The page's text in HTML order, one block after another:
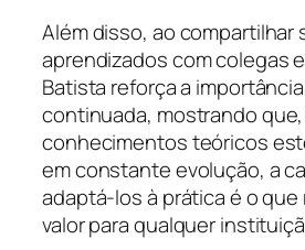
Além disso, ao compartilhar
aprendizados com colegas
Batista reforça a
continuada, mostrando
conhecimentos teóricos
em constante evolução, a
adaptá-los à prática é o
valor para qualquer